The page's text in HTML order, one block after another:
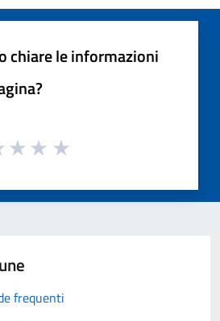
chiare le informazioni
frequenti